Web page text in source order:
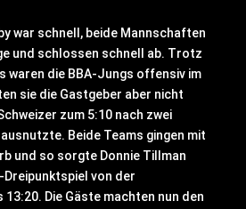
war schnell, beide Mannschaften
und schlossen schnell ab. Trotz
waren die BBA-Jungs offensiv im
sie die Gastgeber aber nicht
zum 5:10 nach zwei
Beide Teams gingen mit
und so sorgte Donnie Tillman
Dreipunktspiel von der
Die Gäste machten nun den